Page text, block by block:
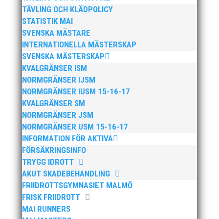
TÄVLING OCH KLÄDPOLICY
STATISTIK MAI
SVENSKA MÄSTARE
INTERNATIONELLA MÄSTERSKAP
SVENSKA MÄSTERSKAP
KVALGRÄNSER ISM
NORMGRÄNSER IJSM
NORMGRÄNSER IUSM 15-16-17
KVALGRÄNSER SM
NORMGRÄNSER JSM
NORMGRÄNSER USM 15-16-17
INFORMATION FÖR AKTIVA
FÖRSÄKRINGSINFO
TRYGG IDROTT
AKUT SKADEBEHANDLING
FRIIDROTTSGYMNASIET MALMÖ
FRISK FRIIDROTT
MAI RUNNERS
Eventuellt tillkommer Melker Svärd Jacobsson, född
1994, i stav.
Ännu en fantastisk framgång för MAI i målsättningen
om att bli Sveriges bästa friidrottsklubb.
Publicerat tidigare
Bilder från Stafett-SM 2026. Foto: Thomas